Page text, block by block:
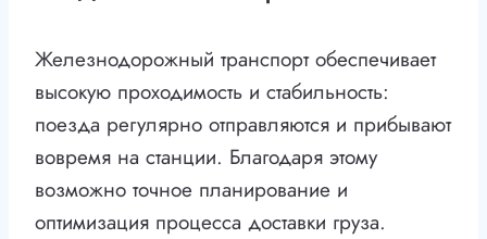
Железнодорожный транспорт обеспечивает
высокую проходимость и стабильность:
поезда регулярно отправляются и прибывают
вовремя на станции. Благодаря этому
возможно точное планирование и
оптимизация процесса доставки груза.